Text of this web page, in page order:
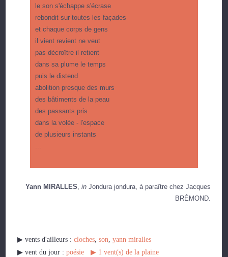
le son s'échappe s'écrase
rebondit sur toutes les façades
et chaque corps de gens
il vient revient ne veut
pas décroître il retient
dans sa plume le temps
puis le distend
abolition presque des murs
des bâtiments de la peau
des passants pris
dans la volée - l'espace
de plusieurs instants
Yann MIRALLES inJondura jondura, à paraître chez Jacques
BRÉMOND.
▶︎ vents d'ailleurs :cloches,son,yann miralles
▶︎ vent du jour :poésie ▶︎ 1 vent(s) de la plaine